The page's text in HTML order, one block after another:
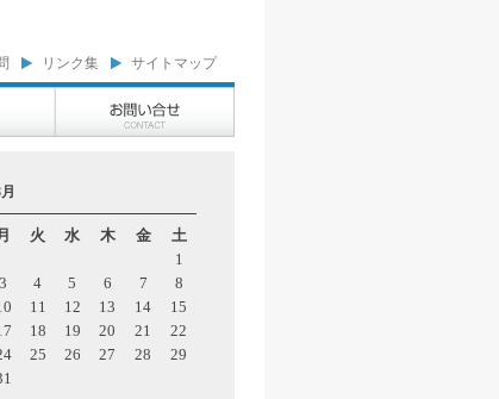
リンク集 サイトマップ
火 水 木 金 土
1
3 4 5 6 7
8
11 12 13 14
15
18 19 20 21
22
25 26 27 28
29